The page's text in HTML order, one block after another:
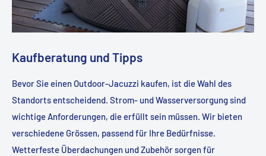
Kaufberatung und Tipps
Bevor Sie einen Outdoor-Jacuzzi kaufen, ist die Wahl des
Standorts entscheidend. Strom- und Wasserversorgung sind
wichtige Anforderungen, die erfüllt sein müssen. Wir bieten
verschiedene Grössen, passend für Ihre Bedürfnisse.
Wetterfeste Überdachungen und Zubehör sorgen für